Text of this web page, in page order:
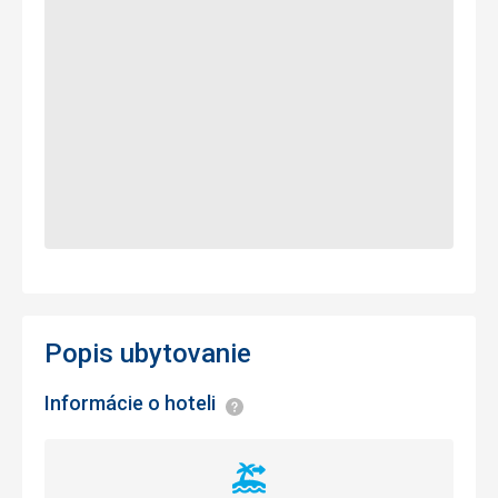
Popis ubytovanie
Informácie o hoteli Informácie
Vzdialenosť